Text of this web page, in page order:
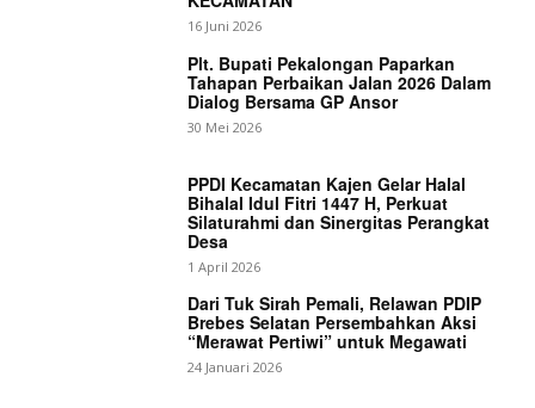
News Week
Magazine PRO
16 Juni 2026
Plt. Bupati Pekalongan Paparkan
Tahapan Perbaikan Jalan 2026 Dalam
Dialog Bersama GP Ansor
30 Mei 2026
PPDI Kecamatan Kajen Gelar Halal
Bihalal Idul Fitri 1447 H, Perkuat
Silaturahmi dan Sinergitas Perangkat
Desa
1 April 2026
Dari Tuk Sirah Pemali, Relawan PDIP
Brebes Selatan Persembahkan Aksi
“Merawat Pertiwi” untuk Megawati
24 Januari 2026